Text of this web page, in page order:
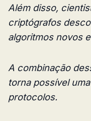
Além disso,
criptógrafos
algoritmos novos
A combinação
torna possível
protocolos.